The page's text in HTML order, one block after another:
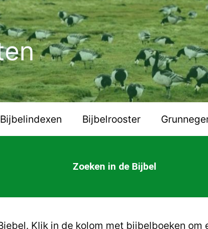
Bijbelindexen Bijbelrooster
Zoeken in de Bijbel
Klik in de kolom met bijbelboeken